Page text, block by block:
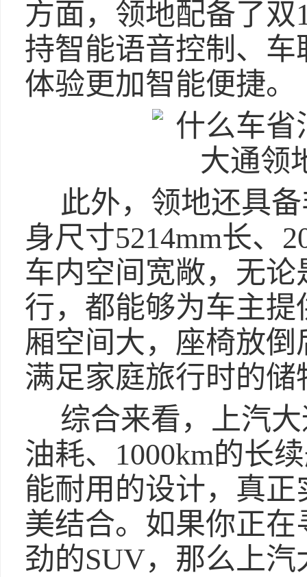
方面，领地配备了
持智能语音控制、
体验更加智能便捷。
此外，领地还具
身尺寸5214mm长、
车内空间宽敞，无
行，都能够为车主
厢空间大，座椅放
满足家庭旅行时的储
综合来看，上汽
油耗、1000km的长
能耐用的设计，真正
美结合。如果你正
劲的SUV，那么上